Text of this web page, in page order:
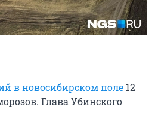
в новосибирском поле 12
Глава Убинского